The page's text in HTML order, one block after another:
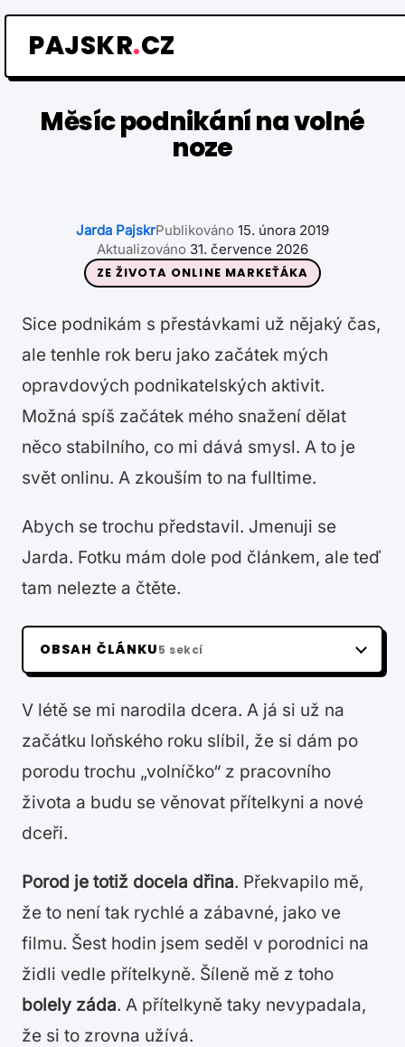
obsahPAJSKR.CZ
Měsíc podnikání na volné
noze
Jarda PajskrPublikováno 15. února 2019
Aktualizováno 31. července 2026
ZE ŽIVOTA ONLINE MARKEŤÁKA
Sice podnikám s přestávkami už nějaký čas,
ale tenhle rok beru jako začátek mých
opravdových podnikatelských aktivit.
Možná spíš začátek mého snažení dělat
něco stabilního, co mi dává smysl. A to je
svět onlinu. A zkouším to na fulltime.
Abych se trochu představil. Jmenuji se
Jarda. Fotku mám dole pod článkem, ale teď
tam nelezte a čtěte.
OBSAH ČLÁNKU5 sekcí
V létě se mi narodila dcera. A já si už na
začátku loňského roku slíbil, že si dám po
porodu trochu „volníčko“ z pracovního
života a budu se věnovat přítelkyni a nové
dceři.
Porod je totiž docela dřina. Překvapilo mě,
že to není tak rychlé a zábavné, jako ve
filmu. Šest hodin jsem seděl v porodnici na
židli vedle přítelkyně. Šíleně mě z toho
bolely záda. A přítelkyně taky nevypadala,
že si to zrovna užívá.